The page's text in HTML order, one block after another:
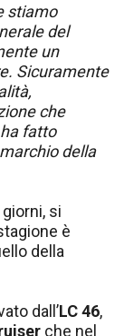
stiamo
del
un
Sicuramente
che
fatto
della
si
è
della
dall’LC 46,
che nel